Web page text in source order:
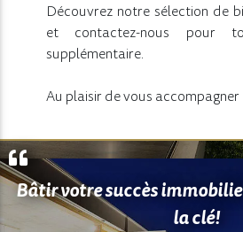
Découvrez notre sélection de
et contactez-nous pour
supplémentaire.
Au plaisir de vous accompagner
Bâtir votre succès
la clé!